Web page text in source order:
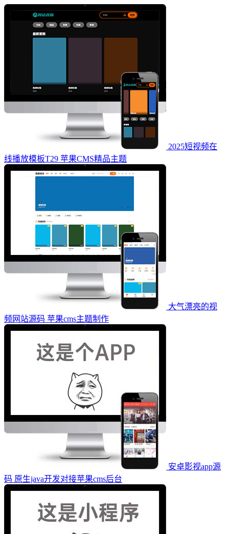
2025短视频在
线播放模板T29 苹果CMS精品主题
大气漂亮的视
频网站源码 苹果cms主题制作
安卓影视app源
码 原生java开发对接苹果cms后台